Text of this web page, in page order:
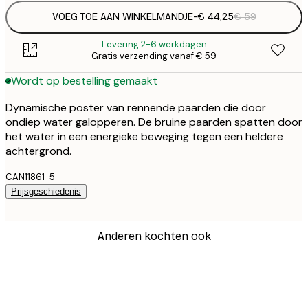
VOEG TOE AAN WINKELMANDJE-€ 44,25€ 59
Levering 2-6 werkdagen
Gratis verzending vanaf € 59
Wordt op bestelling gemaakt
Dynamische poster van rennende paarden die door
ondiep water galopperen. De bruine paarden spatten door
het water in een energieke beweging tegen een heldere
achtergrond.
CAN11861-5
Prijsgeschiedenis
Anderen kochten ook